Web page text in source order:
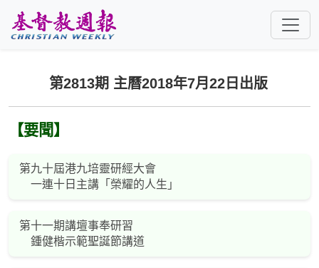
第2813期 主曆2018年7月22日出版
【要聞】
第九十屆港九培靈研經大會
一連十日主講「榮耀的人生」
第十一期講壇事奉研習
鍾健楷示範聖誕節講道